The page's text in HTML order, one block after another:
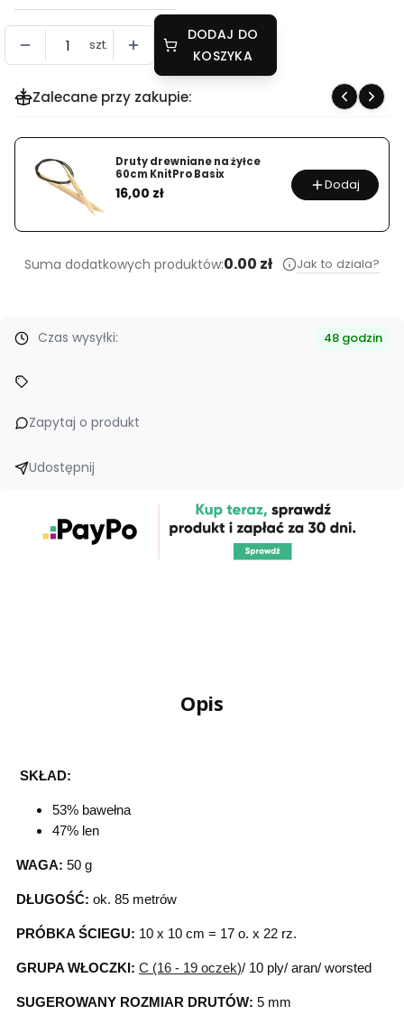
szt.
DODAJ DO
KOSZYKA
Zalecane przy zakupie:
Druty drewniane na żyłce
60cm KnitPro Basix
Cena
16,00 zł Dodaj
Suma dodatkowych produktów:0.00 zł Jak to dziala?
Czas wysyłki: 48 godzin
Zapytaj o produkt
Udostępnij
Opis
SKŁAD:
53% bawełna
47% len
WAGA: 50 g
DŁUGOŚĆ: ok. 85 metrów
PRÓBKA ŚCIEGU: 10 x 10 cm = 17 o. x 22 rz.
GRUPA WŁOCZKI: C (16 - 19 oczek)/ 10 ply/ aran/ worsted
SUGEROWANY ROZMIAR DRUTÓW: 5 mm